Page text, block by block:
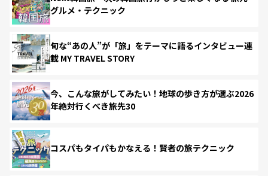
グルメ・テクニック
旬な“あの人”が「旅」をテーマに語るインタビュー連
載 MY TRAVEL STORY
今、こんな旅がしてみたい！地球の歩き方が選ぶ2026
年絶対行くべき旅先30
コスパもタイパもかなえる！賢者の旅テクニック